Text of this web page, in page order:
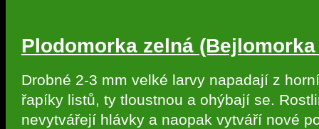
Plodomorka zelná
Drobné 2-3 mm velké larvy napadají z
řapíky listů, ty tloustnou a ohýbají se.
nevytvářejí hlávky a naopak vytváří nové